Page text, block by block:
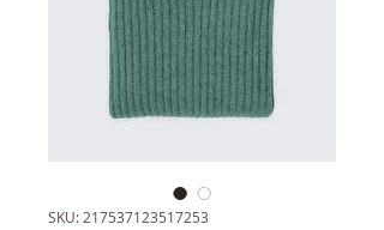
SKU: 217537123517253